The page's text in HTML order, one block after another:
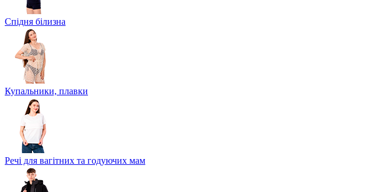
Спідня білизна
Купальники, плавки
Речі для вагітних та годуючих мам